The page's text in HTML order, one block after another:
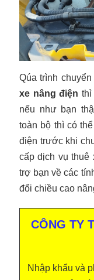
Qúa trình
xe nâng điện thì
nếu như bạn
toàn bộ thì có
điện trước khi
cấp dịch vụ thuê
trợ bạn về các
đổi chiều cao
CÔNG TY
Nhập khẩu và